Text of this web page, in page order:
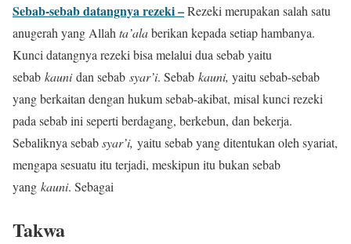
Sebab-sebab datangnya rezeki –Rezeki merupakan salah satu
anugerah yang Allah ta’alaberikan kepada setiap hambanya.
Kunci datangnya rezeki bisa melalui dua sebab yaitu
sebab kaunidan sebab syar’i. Sebab kauni, yaitu sebab-sebab
yang berkaitan dengan hukum sebab-akibat, misal kunci rezeki
pada sebab ini seperti berdagang, berkebun, dan bekerja.
Sebaliknya sebabsyar’i, yaitu sebab yang ditentukan oleh syariat,
mengapa sesuatu itu terjadi, meskipun itu bukan sebab
yang kauni. Sebagai
Takwa